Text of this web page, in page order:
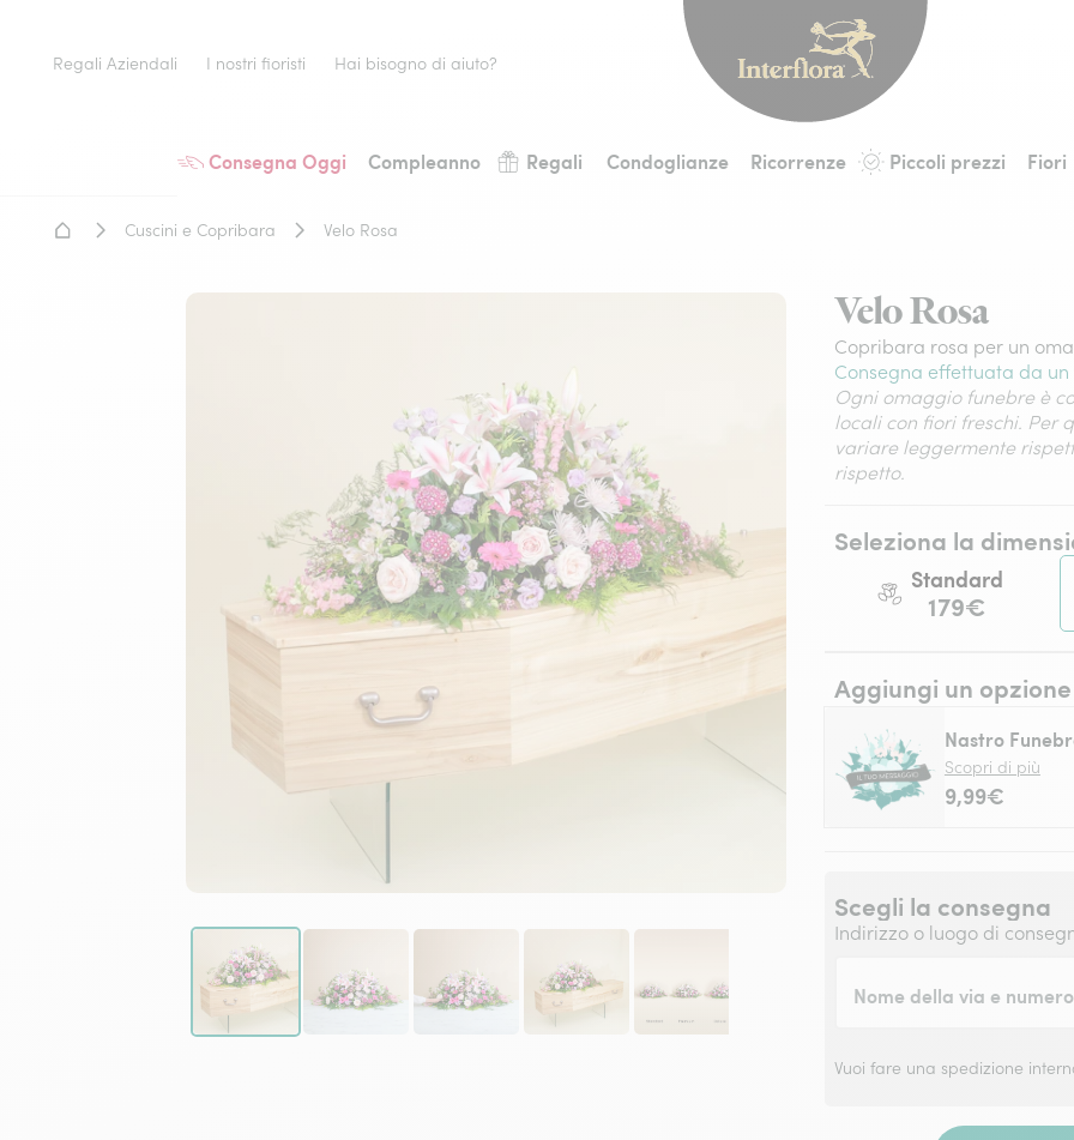
Consegna Oggi Compleanno Regali Condoglianze Ricorrenze Piccoli prezzi Fiori
Regali Aziendali I nostri fioristi Hai bisogno di aiuto?
Home - Fiori a domicilio
Cuscini e Copribara Velo Rosa
Velo Rosa
Copribara rosa per un
Consegna effettuata da
Ogni omaggio funebre è
locali con fiori freschi. Per
variare leggermente
rispetto.
Seleziona la
Standard
179€
Aggiungi un opzione
Nastro
Scopri di più
9,99€
Scegli la consegna
Indirizzo o luogo di
Nome della via e
Vuoi fare una spedizione